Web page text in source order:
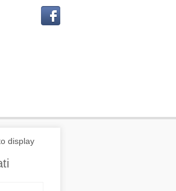
display